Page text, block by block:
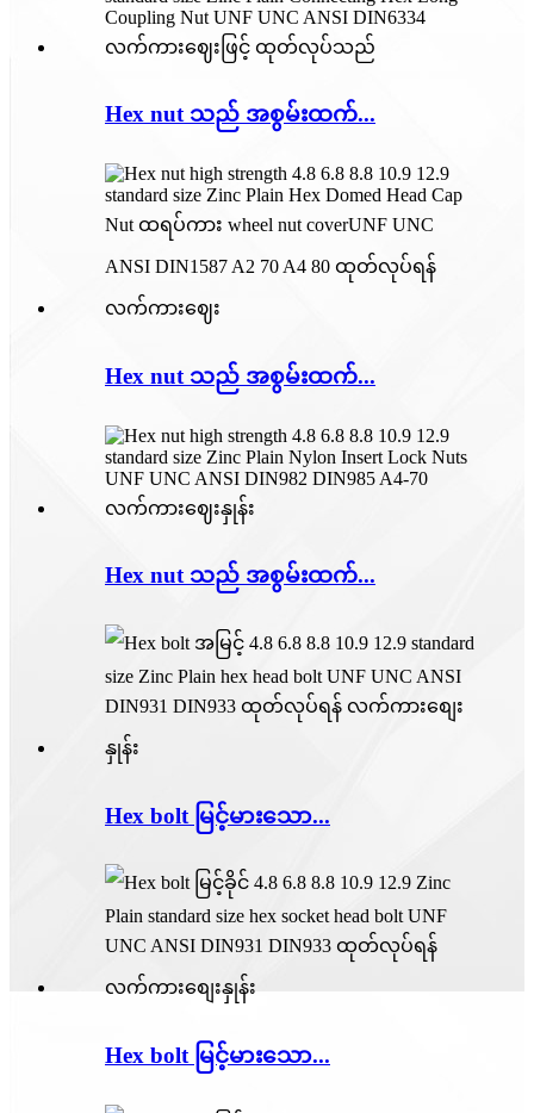
Hex nut သည် အစွမ်းထက်...
Hex nut သည် အစွမ်းထက်...
Hex nut သည် အစွမ်းထက်...
Hex bolt မြင့်​မား​သော...
Hex bolt မြင့်​မား​သော...